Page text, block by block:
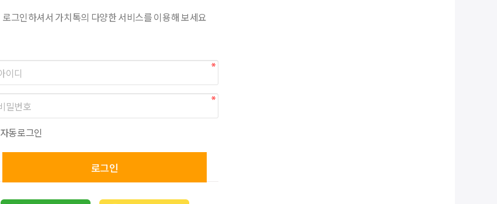
로그인하셔서 가치톡의 다양한 서비스를 이용해 보세요
자동로그인
로그인